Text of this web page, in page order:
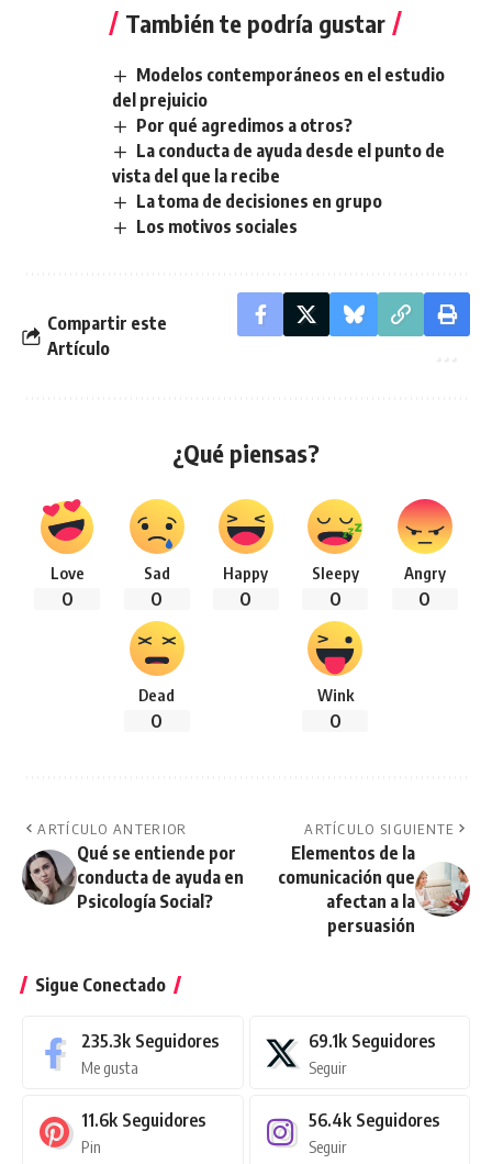
También te podría gustar
Modelos contemporáneos en el estudio
del prejuicio
Por qué agredimos a otros?
La conducta de ayuda desde el punto de
vista del que la recibe
La toma de decisiones en grupo
Los motivos sociales
Compartir este
Artículo
¿Qué piensas?
Love
0
Sad
0
Happy
0
Sleepy
0
Angry
0
Dead
0
Wink
0
ARTÍCULO ANTERIOR
Qué se entiende por
conducta de ayuda en
Psicología Social?
ARTÍCULO SIGUIENTE
Elementos de la
comunicación que
afectan a la
persuasión
Sigue Conectado
235.3k Seguidores
Me gusta
69.1k Seguidores
Seguir
11.6k Seguidores
Pin
56.4k Seguidores
Seguir